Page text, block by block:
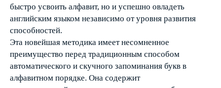
быстро усвоить алфавит, но и успешно овладеть
английским языком неза­висимо от уровня развития
способностей.
Эта новейшая методика имеет несомненное
преимущество перед традиционным способом
автоматического и скучного запоминания букв в
алфавитном порядке. Она содержит